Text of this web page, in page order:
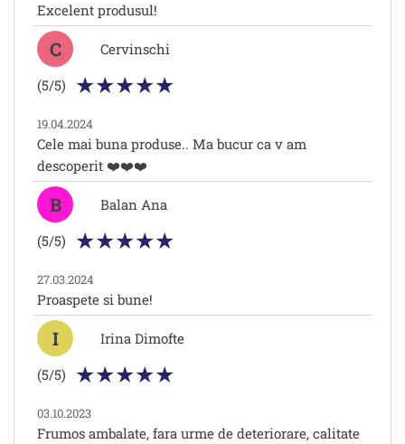
Excelent produsul!
C
Cervinschi
(5/5)
19.04.2024
Cele mai buna produse.. Ma bucur ca v am
descoperit ❤️❤️❤️
B
Balan Ana
(5/5)
27.03.2024
Proaspete si bune!
I
Irina Dimofte
(5/5)
03.10.2023
Frumos ambalate, fara urme de deteriorare, calitate